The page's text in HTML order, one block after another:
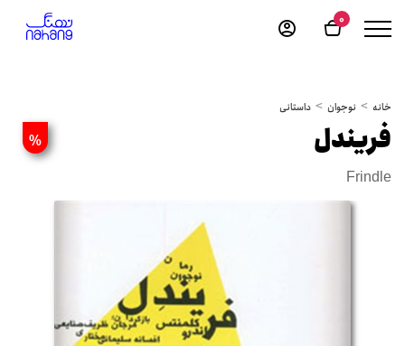
0
خانه نوجوان داستانی
% فریندل
Frindle